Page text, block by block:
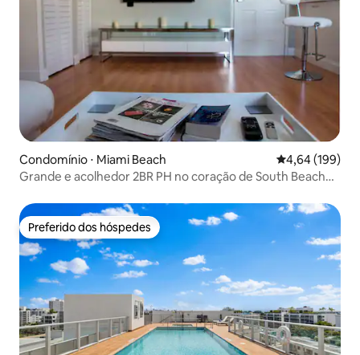
Condomínio ⋅ Miami Beach 4,64 de uma
4,64 (199)
Grande e acolhedor 2BR PH no coração de South Beach
Preferido dos hóspedes
Preferido dos hóspedes